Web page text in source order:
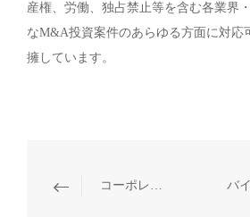
産権、労働、独占禁止等を含む各業界
なM&A投資案件のあらゆる方面に対応
擁しています。
コーポレート・M&A